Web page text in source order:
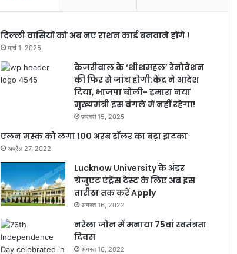
दिल्ली वासियों को अब नए राशन कार्ड बनवाने होंगे !
मार्च 1, 2025
केजरीवाल के ‘शीशमहल’ रेनोवेशन
की फिर से जांच होगी:केंद्र ने आदेश
दिया, भाजपा बोली- हमारा नया
मुख्यमंत्री इस बंगले में नहीं रहेगा!
फ़रवरी 15, 2025
एलन मस्क को लगा 100 अरब डॉलर का बड़ा झटका
अप्रैल 27, 2022
Lucknow University के अंडर
ग्रेजुएट एंट्रेंस टेस्ट के लिए अब इस
तारीख तक करें Apply
अगस्त 16, 2022
नरेला जोन में मनाया 75वां स्वतंत्रता
दिवस
अगस्त 16, 2022